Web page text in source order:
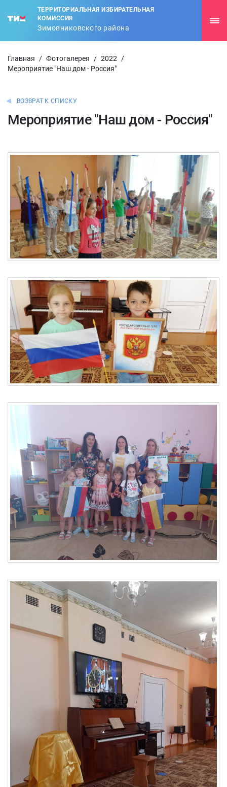
ТЕРРИТОРИАЛЬНАЯ ИЗБИРАТЕЛЬНАЯ
КОМИССИЯ
Зимовниковского района
Главная / Фотогалерея / 2022
/
Мероприятие "Наш дом - Россия"
ВОЗВРАТ К СПИСКУ
Мероприятие "Наш дом - Россия"